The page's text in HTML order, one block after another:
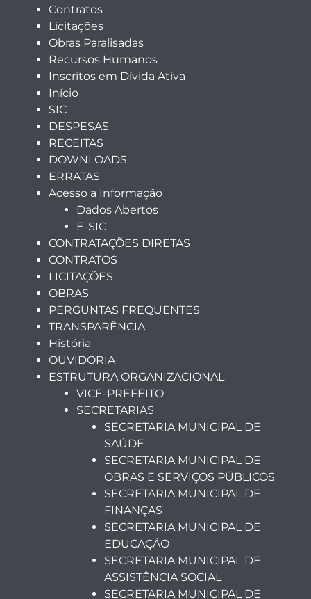
Contratos
Licitações
Obras Paralisadas
Recursos Humanos
Inscritos em Dívida Ativa
Início
SIC
DESPESAS
RECEITAS
DOWNLOADS
ERRATAS
Acesso a Informação
Dados Abertos
E-SIC
CONTRATAÇÕES DIRETAS
CONTRATOS
LICITAÇÕES
OBRAS
PERGUNTAS FREQUENTES
TRANSPARÊNCIA
História
OUVIDORIA
ESTRUTURA ORGANIZACIONAL
VICE-PREFEITO
SECRETARIAS
SECRETARIA MUNICIPAL DE
SAÚDE
SECRETARIA MUNICIPAL DE
OBRAS E SERVIÇOS PÚBLICOS
SECRETARIA MUNICIPAL DE
FINANÇAS
SECRETARIA MUNICIPAL DE
EDUCAÇÃO
SECRETARIA MUNICIPAL DE
ASSISTÊNCIA SOCIAL
SECRETARIA MUNICIPAL DE